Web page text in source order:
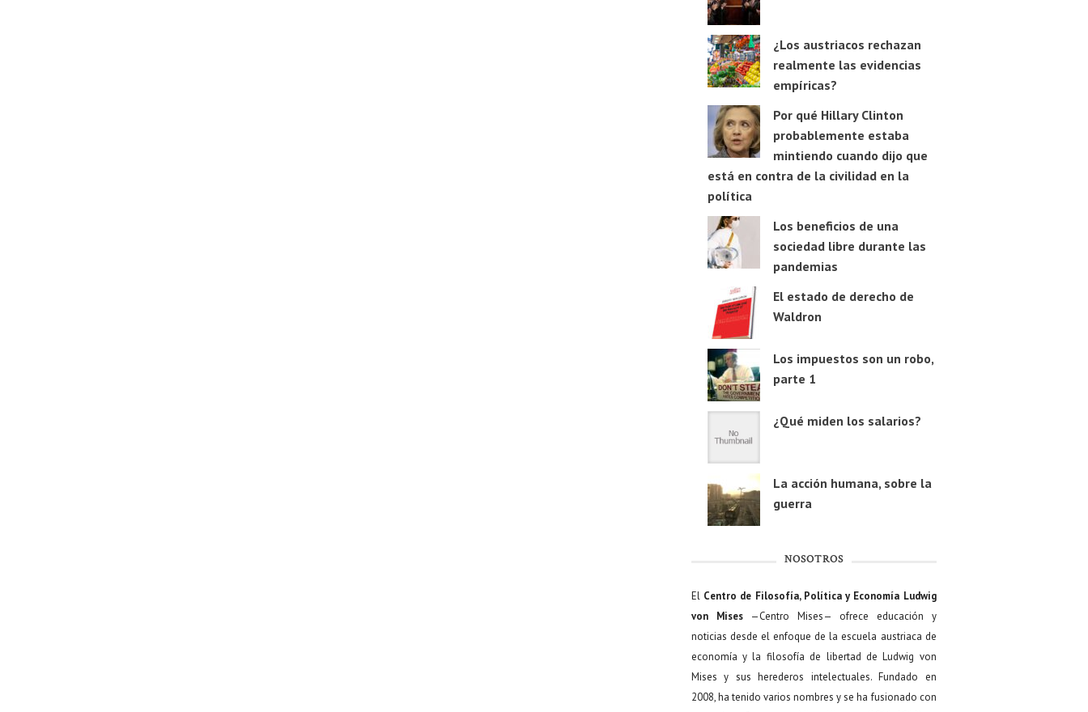
¿Los austriacos rechazan
realmente las evidencias
empíricas?
Por qué Hillary Clinton
probablemente estaba
mintiendo cuando dijo que
está en contra de la civilidad en la
política
Los beneficios de una
sociedad libre durante las
pandemias
El estado de derecho de
Waldron
Los impuestos son un robo,
parte 1
¿Qué miden los salarios?
La acción humana, sobre la
guerra
NOSOTROS
El Centro de Filosofía, Política y Economía Ludwig
von Mises—Centro Mises— ofrece educación y
noticias desde el enfoque de la escuela austriaca de
economía y la filosofía de libertad de Ludwig von
Mises y sus herederos intelectuales. Fundado en
2008, ha tenido varios nombres y se ha fusionado con